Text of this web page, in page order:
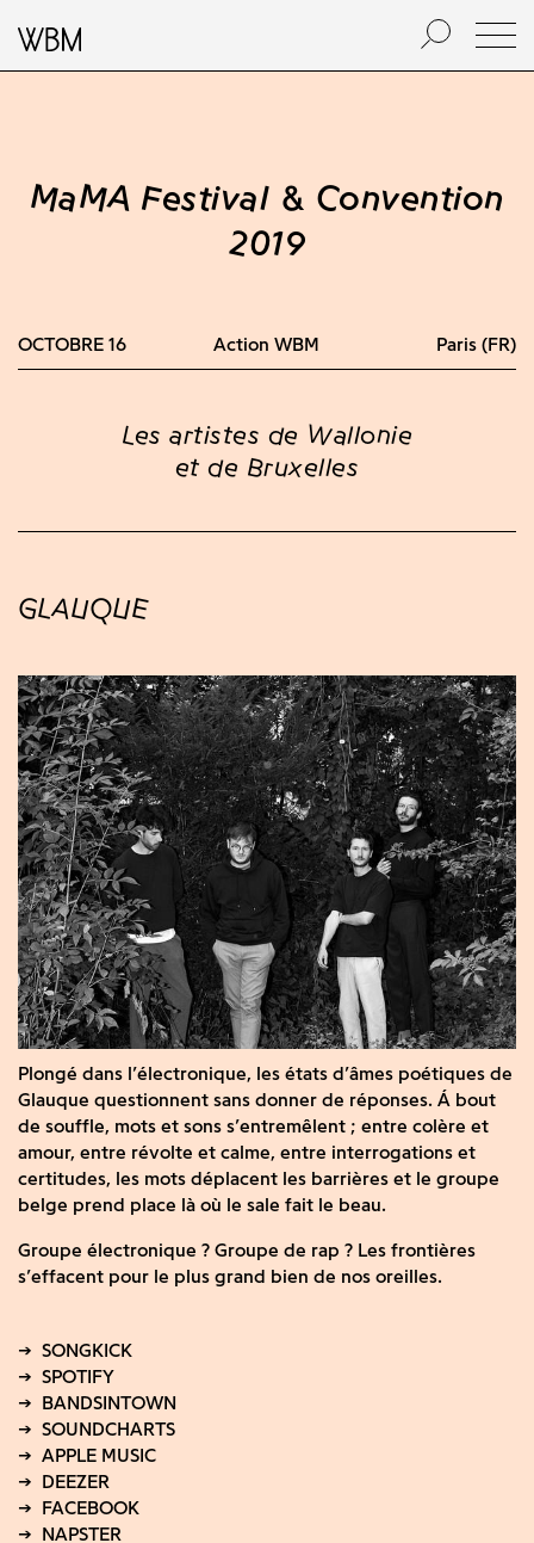
MaMA Festival & Convention
2019
OCTOBRE 16 Action WBM Paris (FR)
Les artistes de Wallonie
et de Bruxelles
GLAUQUE
Plongé dans l’électronique, les états d’âmes poétiques de
Glauque questionnent sans donner de réponses. Á bout
de souffle, mots et sons s’entremêlent ; entre colère et
amour, entre révolte et calme, entre interrogations et
certitudes, les mots déplacent les barrières et le groupe
belge prend place là où le sale fait le beau.
Groupe électronique ? Groupe de rap ? Les frontières
s’effacent pour le plus grand bien de nos oreilles.